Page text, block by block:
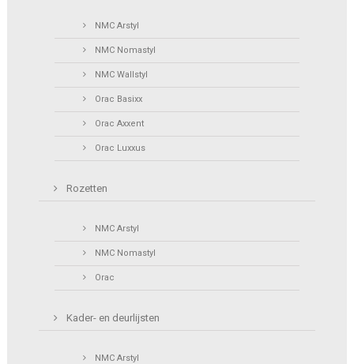
NMC Arstyl
NMC Nomastyl
NMC Wallstyl
Orac Basixx
Orac Axxent
Orac Luxxus
Rozetten
NMC Arstyl
NMC Nomastyl
Orac
Kader- en deurlijsten
NMC Arstyl